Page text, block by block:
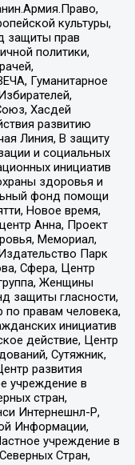
культуры,
защиты прав
политики,
Гуманитарное
Хасдей
развитию
Линия, В защиту
и социальных
инициатив
здоровья и
фонд помощи
Новое время,
Анна, Проект
Мемориал,
Парк
Сфера, Центр
Женщины
защиты гласности,
по правам человека,
инициатив
действие, Центр
Сутяжник,
развития
учреждение в
стран,
Интернешнл-Р,
Информации,
учреждение в
Стран,